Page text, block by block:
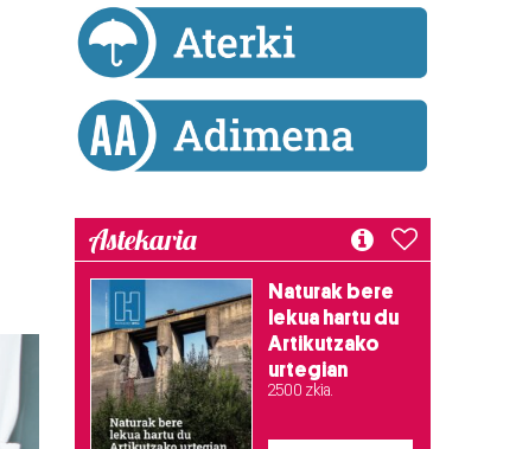
Astekaria
Naturak bere
lekua hartu du
Artikutzako
urtegian
2.500 zkia.